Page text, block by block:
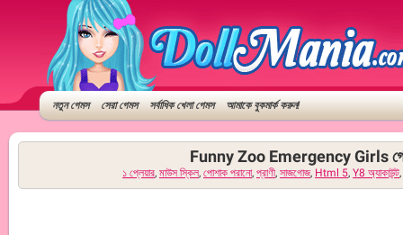
নতুন গেমস সেরা গেমস সর্বাধিক খেলা গেমস আমাকে বুকমার্ক করুন!
Funny Zoo Emergency Girls
১ প্লেয়ার, মাউস স্কিল, পোশাক পরানো, প্রাণী, সাজগোজ, Html 5, Y8 অ্যাকাউন্ট,